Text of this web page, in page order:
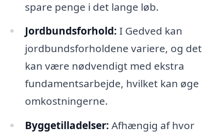
spare penge i det lange løb.
Jordbundsforhold: I Gedved kan
jordbundsforholdene variere, og det
kan være nødvendigt med ekstra
fundamentsarbejde, hvilket kan øge
omkostningerne.
Byggetilladelser: Afhængig af hvor